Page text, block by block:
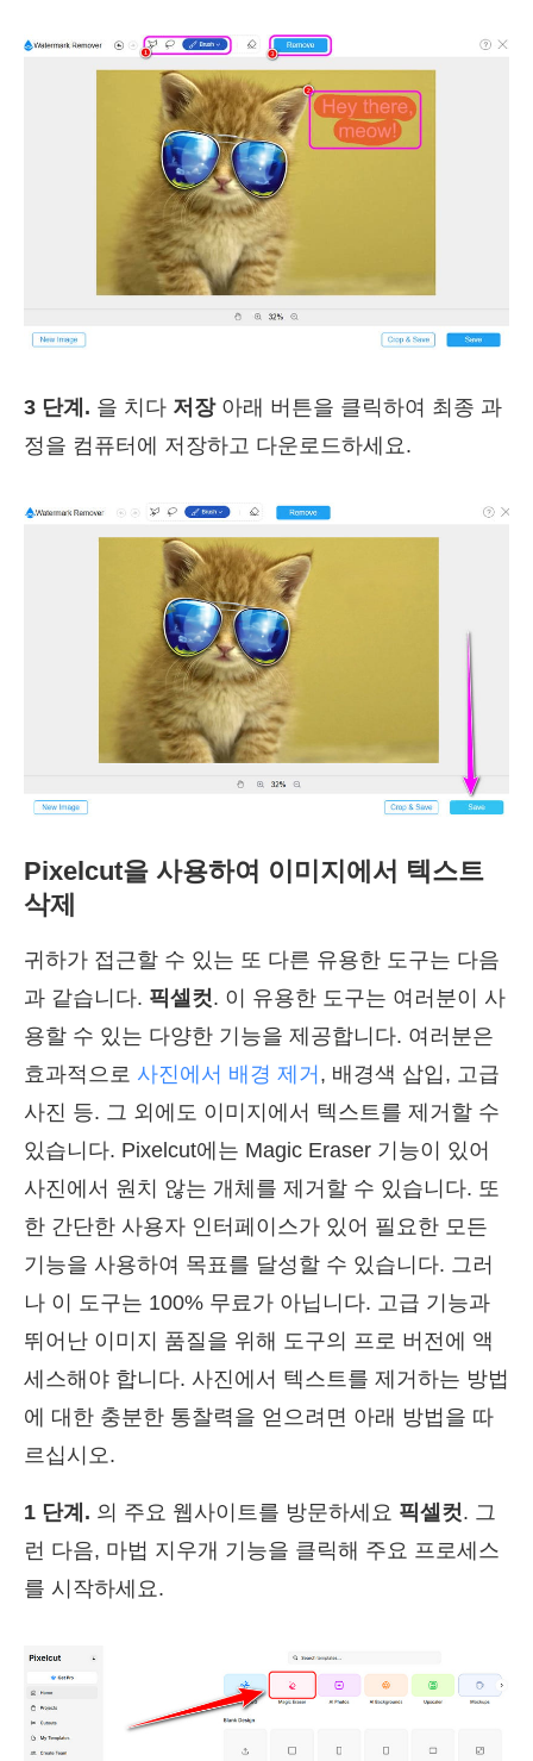
3 단계. 을 치다 저장아래 버튼을 클릭하여 최종 과
정을 컴퓨터에 저장하고 다운로드하세요.
Pixelcut을 사용하여 이미지에서 텍스트
삭제
귀하가 접근할 수 있는 또 다른 유용한 도구는 다음
과 같습니다. 픽셀컷. 이 유용한 도구는 여러분이 사
용할 수 있는 다양한 기능을 제공합니다. 여러분은
효과적으로 사진에서 배경 제거 , 배경색 삽입, 고급
사진 등. 그 외에도 이미지에서 텍스트를 제거할 수
있습니다. Pixelcut에는 Magic Eraser 기능이 있어
사진에서 원치 않는 개체를 제거할 수 있습니다. 또
한 간단한 사용자 인터페이스가 있어 필요한 모든
기능을 사용하여 목표를 달성할 수 있습니다. 그러
나 이 도구는 100% 무료가 아닙니다. 고급 기능과
뛰어난 이미지 품질을 위해 도구의 프로 버전에 액
세스해야 합니다. 사진에서 텍스트를 제거하는 방법
에 대한 충분한 통찰력을 얻으려면 아래 방법을 따
르십시오.
1 단계. 의 주요 웹사이트를 방문하세요 픽셀컷. 그
런 다음, 마법 지우개 기능을 클릭해 주요 프로세스
를 시작하세요.